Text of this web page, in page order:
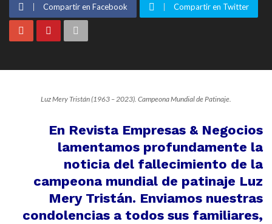
Compartir en Facebook Compartir en Twitter
Luz Mery Tristán (1963 – 2023). Campeona Mundial de Patinaje.
En Revista Empresas & Negocios
lamentamos profundamente la
noticia del fallecimiento de la
campeona mundial de patinaje Luz
Mery Tristán. Enviamos nuestras
condolencias a todos sus familiares,